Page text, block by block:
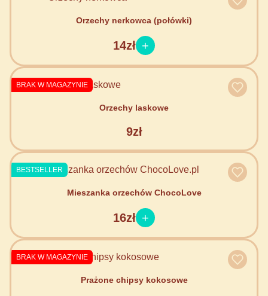
Orzechy nerkowca (połówki)
14zł
BRAK W MAGAZYNIE
Orzechy laskowe
9zł
BESTSELLER
Mieszanka orzechów ChocoLove
16zł
BRAK W MAGAZYNIE
Prażone chipsy kokosowe